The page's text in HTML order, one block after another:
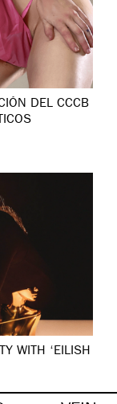
DEL CCCB
WITH ‘EILISH